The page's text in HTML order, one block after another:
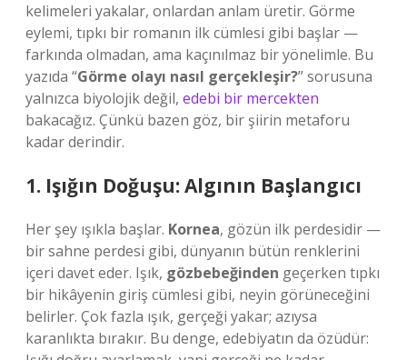
kelimeleri yakalar, onlardan anlam üretir. Görme
eylemi, tıpkı bir romanın ilk cümlesi gibi başlar —
farkında olmadan, ama kaçınılmaz bir yönelimle. Bu
yazıda “Görme olayı nasıl gerçekleşir?” sorusuna
yalnızca biyolojik değil, edebi bir mercekten
bakacağız. Çünkü bazen göz, bir şiirin metaforu
kadar derindir.
1. Işığın Doğuşu: Algının Başlangıcı
Her şey ışıkla başlar. Kornea, gözün ilk perdesidir —
bir sahne perdesi gibi, dünyanın bütün renklerini
içeri davet eder. Işık, gözbebeğinden geçerken tıpkı
bir hikâyenin giriş cümlesi gibi, neyin görüneceğini
belirler. Çok fazla ışık, gerçeği yakar; azıysa
karanlıkta bırakır. Bu denge, edebiyatın da özüdür: